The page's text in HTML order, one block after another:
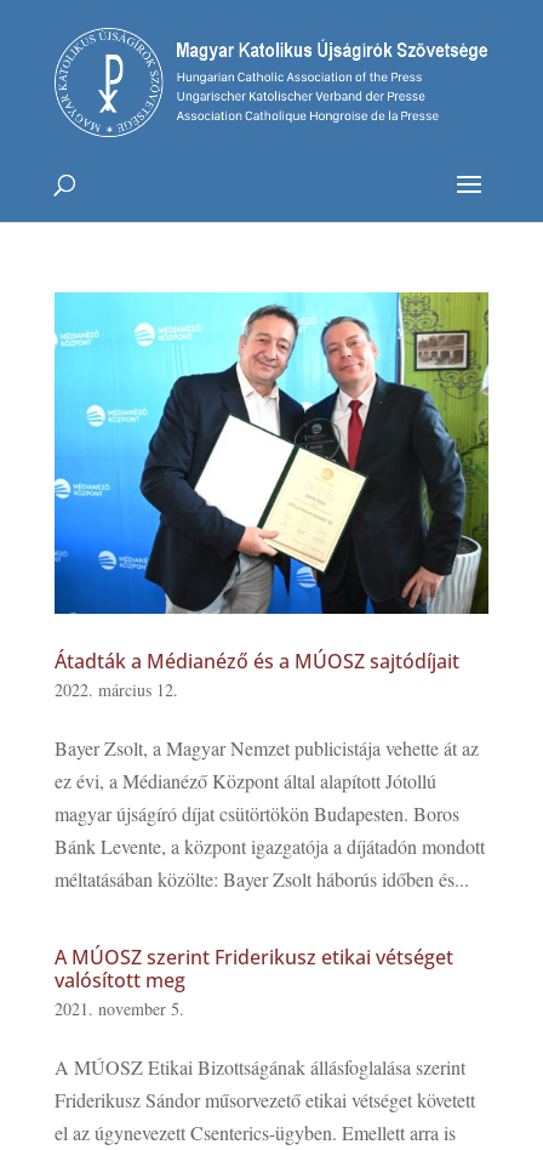
Átadták a Médianéző és a MÚOSZ sajtódíjait
2022. március 12.
Bayer Zsolt, a Magyar Nemzet publicistája vehette át az
ez évi, a Médianéző Központ által alapított Jótollú
magyar újságíró díjat csütörtökön Budapesten. Boros
Bánk Levente, a központ igazgatója a díjátadón mondott
méltatásában közölte: Bayer Zsolt háborús időben és...
A MÚOSZ szerint Friderikusz etikai vétséget
valósított meg
2021. november 5.
A MÚOSZ Etikai Bizottságának állásfoglalása szerint
Friderikusz Sándor műsorvezető etikai vétséget követett
el az úgynevezett Csenterics-ügyben. Emellett arra is